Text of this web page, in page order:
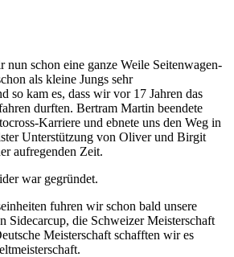
schon eine ganze Weile Seitenwagen-
als kleine Jungs sehr
so kam es, dass wir vor 17 Jahren das
durften. Bertram Martin beendete
Karriere und ebnete uns den Weg in
Unterstützung von Oliver und Birgit
aufregenden Zeit.
war gegründet.
fuhren wir schon bald unsere
Sidecarcup, die Schweizer Meisterschaft
Meisterschaft schafften wir es